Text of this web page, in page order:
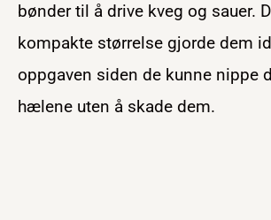
bønder til å drive kveg og sauer.
kompakte størrelse gjorde dem
oppgaven siden de kunne nippe
hælene uten å skade dem.